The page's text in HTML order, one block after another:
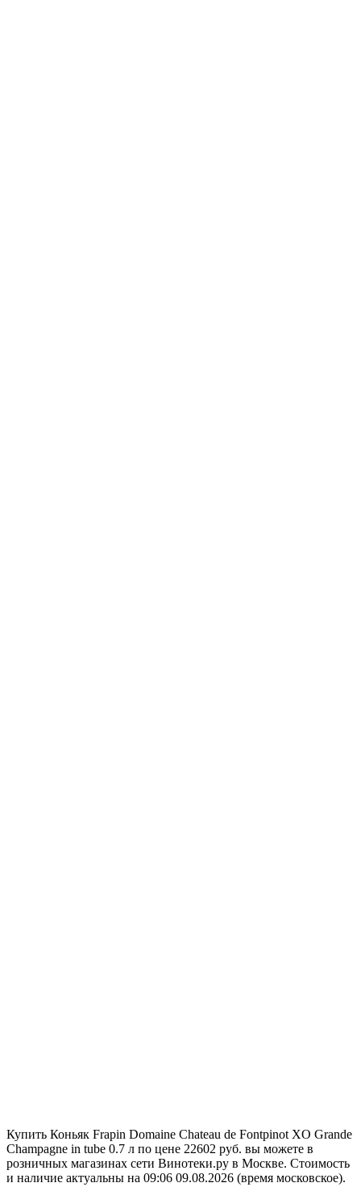
Купить Коньяк Frapin Domaine Chateau de Fontpinot XO Grande
Champagne in tube 0.7 л по цене 22602 руб. вы можете в
розничных магазинах сети Винотеки.ру в Москве. Стоимость
и наличие актуальны на 09:06 09.08.2026 (время московское).